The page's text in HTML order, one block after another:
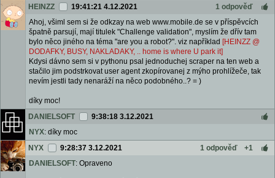
HEINZZ
19:41:21 4.12.2021
1 odpověď
Ahoj, všiml sem si že odkzay na web www.mobile.de se v příspěvcích
špatně parsují, mají titulek "Challenge validation", myslím že dřív tam
bylo něco jiného na téma "are you a robot?". viz například [HEINZZ @
DODAFKY, BUSY, NAKLADAKY, .. home is where U park it]
Kdysi dávno sem si v pythonu psal jednoduchej scraper na ten web a
stačilo jim podstrkovat user agent zkopírovanej z mýho prohlížeče, tak
nevím jestli tady nenaráží na něco podobného..? = )
díky moc!
DANIELSOFT
9:38:18 3.12.2021
NYX: díky moc
NYX
9:28:37 3.12.2021 1 odpověď
+1
DANIELSOFT: Opraveno